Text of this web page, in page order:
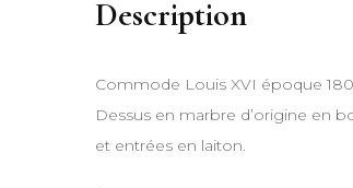
Description
Commode Louis XVI époque
Dessus en marbre d’origine en
et entrées en laiton.